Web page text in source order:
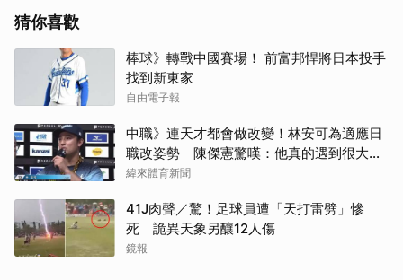
猜你喜歡
棒球》轉戰中國賽場！ 前富邦悍將日本投手
找到新東家
自由電子報
中職》連天才都會做改變！林安可為適應日
職改姿勢 陳傑憲驚嘆：他真的遇到很大挫
折
緯來體育新聞
41J肉聲／驚！足球員遭「天打雷劈」慘
死 詭異天象另釀12人傷
鏡報